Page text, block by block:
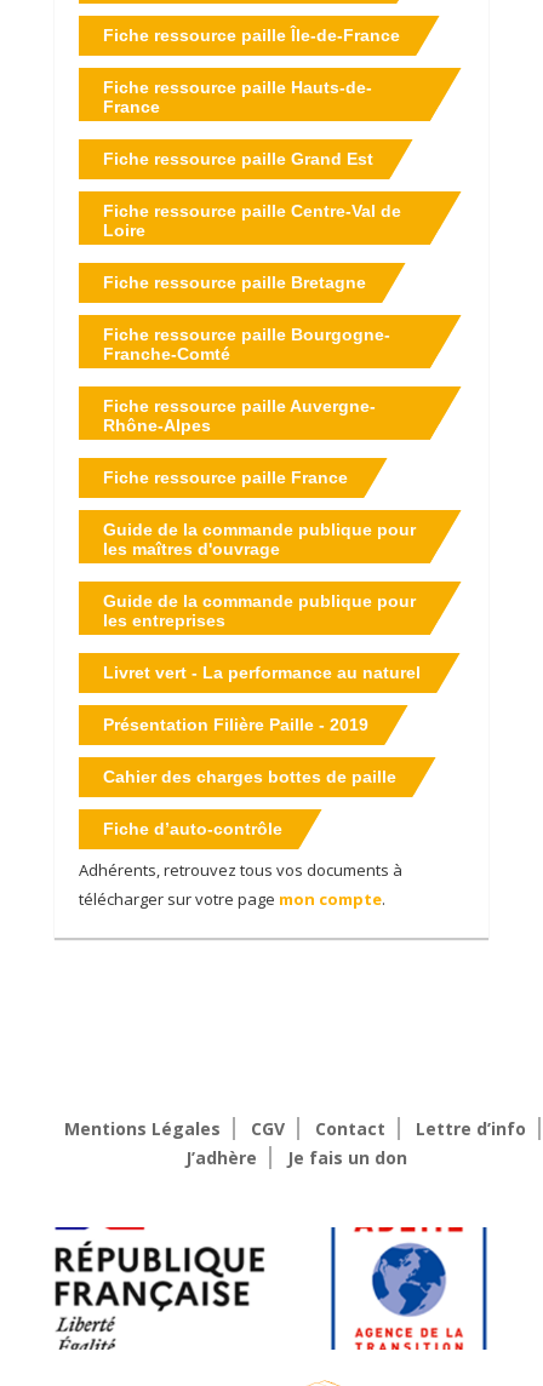
Fiche ressource paille Île-de-France
Fiche ressource paille Hauts-de-
France
Fiche ressource paille Grand Est
Fiche ressource paille Centre-Val de
Loire
Fiche ressource paille Bretagne
Fiche ressource paille Bourgogne-
Franche-Comté
Fiche ressource paille Auvergne-
Rhône-Alpes
Fiche ressource paille France
Guide de la commande publique pour
les maîtres d'ouvrage
Guide de la commande publique pour
les entreprises
Livret vert - La performance au naturel
Présentation Filière Paille - 2019
Cahier des charges bottes de paille
Fiche d’auto-contrôle
Adhérents, retrouvez tous vos documents à
télécharger sur votre page mon compte.
Mentions Légales CGV Contact
Lettre d’info
J’adhère
Je fais un don